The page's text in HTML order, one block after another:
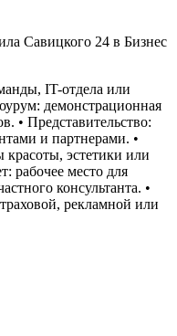
Савицкого 24 в Бизнес
IT-отдела или
демонстрационная
• Представительство:
и партнерами. •
эстетики или
рабочее место для
консультанта. •
рекламной или